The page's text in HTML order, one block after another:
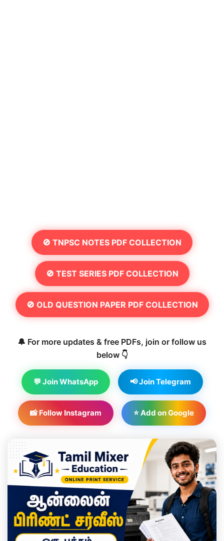
🚫 TNPSC NOTES PDF COLLECTION
🚫 TEST SERIES PDF COLLECTION
🚫 OLD QUESTION PAPER PDF COLLECTION
🔔 For more updates & free PDFs, join or follow us
below 👇
💬 Join WhatsApp 📢 Join Telegram
📸 Follow Instagram ⭐ Add on Google